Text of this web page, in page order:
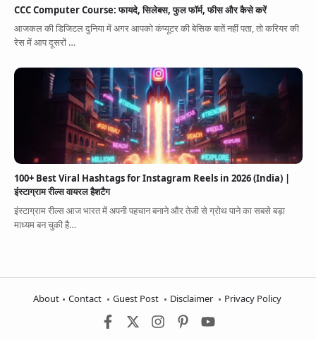
CCC Computer Course: फायदे, सिलेबस, फुल फॉर्म, फीस और कैसे करें
आजकल की डिजिटल दुनिया में अगर आपको कंप्यूटर की बेसिक बातें नहीं पता, तो करियर की
रेस में आप दूसरों …
100+ Best Viral Hashtags for Instagram Reels in 2026 (India) |
इंस्टाग्राम रील्स वायरल हैशटैग
इंस्टाग्राम रील्स आज भारत में अपनी पहचान बनाने और तेजी से ग्रोथ पाने का सबसे बड़ा
माध्यम बन चुकी है…
About Contact Guest Post Disclaimer Privacy Policy